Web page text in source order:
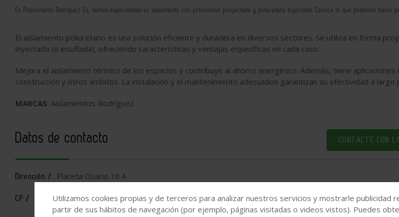
En Poliuretanos Rodríguez S.L. somos especialistas en aislamiento con poliuretano proyectado y poliuretano inyectado. Conoce lo que podemos hacer
El aislamiento poliuretano es una solución eficiente y duradera en diversos sectores. Se utiliza en forma
inyectada (o insuflada), ofreciendo características y ventajas específicas en cada caso.
Mejora el aislamiento térmico de los espacios y contribuye al ahorro energético. Además, tiene aplicaciones
construcción y otros ámbitos. La instalación y el mantenimiento adecuados garantizan su efectividad a largo
MARCAS: Aislamientos Rodríguez
Datos de contacto CONTACTE CON
Dirección / Placeta Osario 10 A
CP / 18500Utilizamos cookies propias y de terceros para analizar nuestros servicios y mostrarle publicidad
partir de sus hábitos de navegación (por ejemplo, páginas visitadas o videos vistos). Puedes